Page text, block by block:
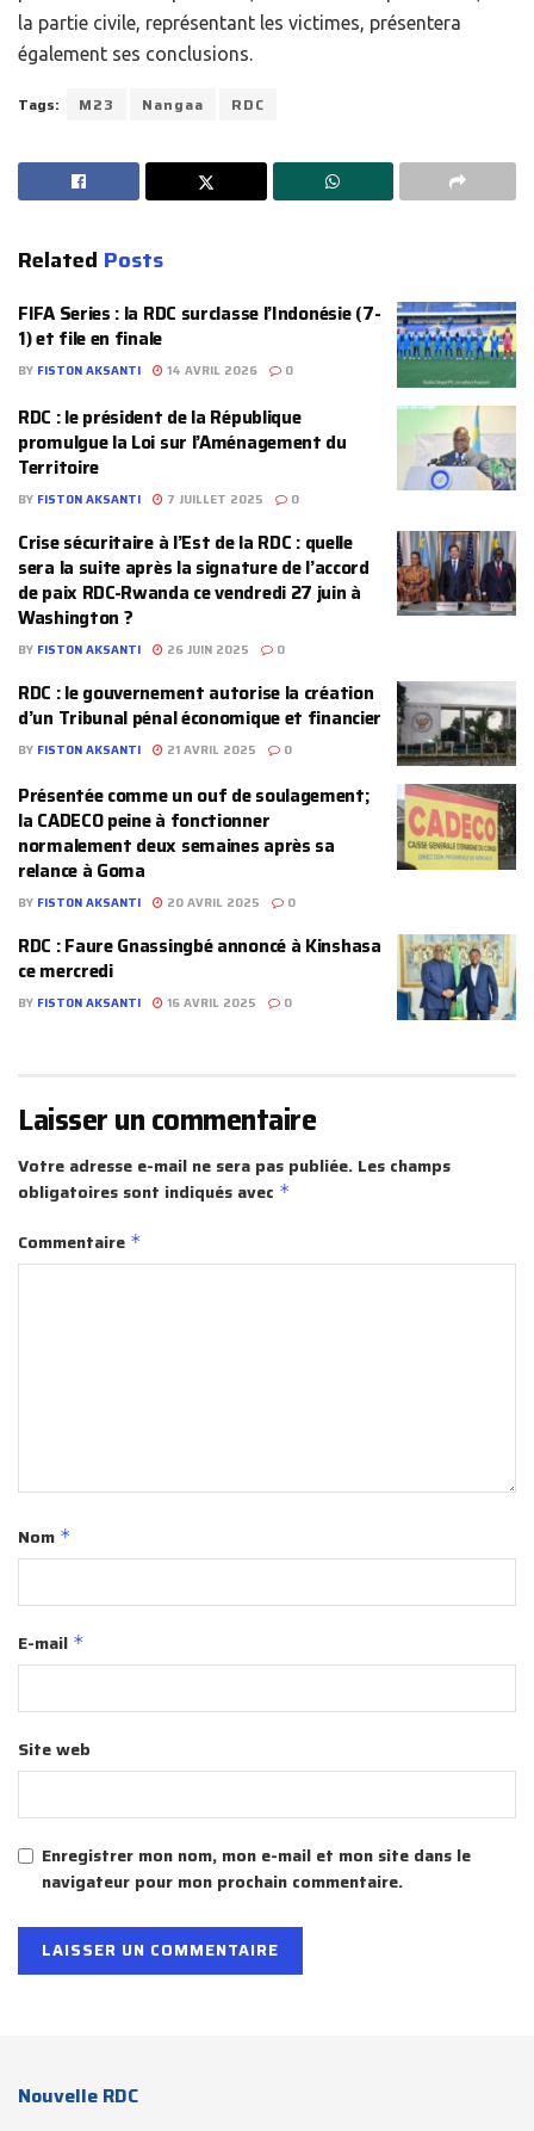
la partie civile, représentant les victimes, présentera
également ses conclusions.
Tags: M23 Nangaa RDC
Related Posts
FIFA Series : la RDC surclasse l’Indonésie (7-
1) et file en finale
BY FISTON AKSANTI 14 AVRIL 2026 0
RDC : le président de la République
promulgue la Loi sur l’Aménagement du
Territoire
BY FISTON AKSANTI 7 JUILLET 2025 0
Crise sécuritaire à l’Est de la RDC : quelle
sera la suite après la signature de l’accord
de paix RDC-Rwanda ce vendredi 27 juin à
Washington ?
BY FISTON AKSANTI 26 JUIN 2025 0
RDC : le gouvernement autorise la création
d’un Tribunal pénal économique et financier
BY FISTON AKSANTI 21 AVRIL 2025 0
Présentée comme un ouf de soulagement;
la CADECO peine à fonctionner
normalement deux semaines après sa
relance à Goma
BY FISTON AKSANTI 20 AVRIL 2025 0
RDC : Faure Gnassingbé annoncé à Kinshasa
ce mercredi
BY FISTON AKSANTI 16 AVRIL 2025 0
Laisser un commentaire
Votre adresse e-mail ne sera pas publiée. Les champs
obligatoires sont indiqués avec *
Commentaire *
Nom *
E-mail *
Site web
Enregistrer mon nom, mon e-mail et mon site dans le
navigateur pour mon prochain commentaire.
Nouvelle RDC